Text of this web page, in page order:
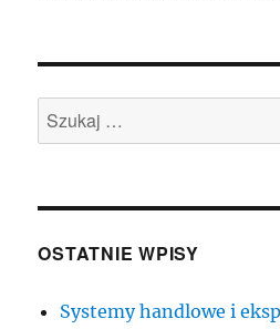
Szukaj:
OSTATNIE WPISY
Systemy handlowe i